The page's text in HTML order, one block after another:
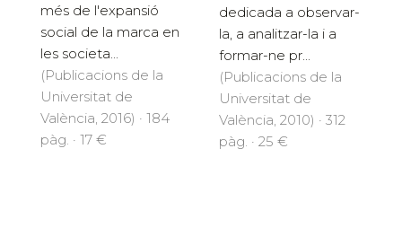
més de l'expansió
social de la marca en
les societa...
(Publicacions de la
Universitat de
València, 2016) · 184
pàg. · 17 €
dedicada a observar-
la, a analitzar-la i a
formar-ne pr...
(Publicacions de la
Universitat de
València, 2010) · 312
pàg. · 25 €